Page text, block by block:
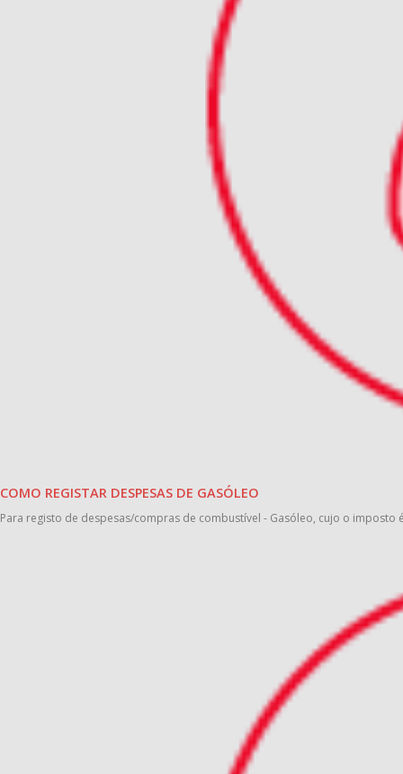
COMO REGISTAR DESPESAS DE GASÓLEO
Para registo de despesas/compras de combustível - Gasóleo, cujo o